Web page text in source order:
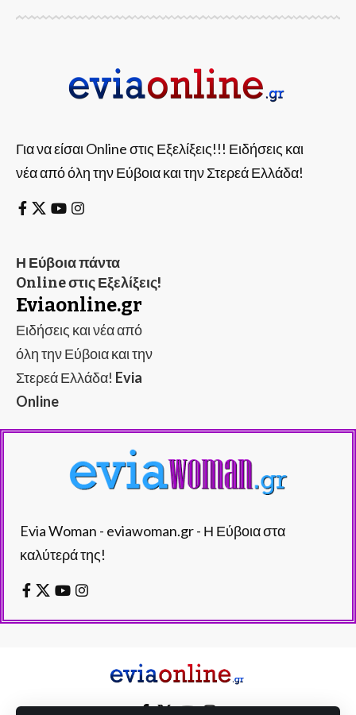
Για να είσαι Online στις Εξελίξεις!!! Ειδήσεις και
νέα από όλη την Εύβοια και την Στερεά Ελλάδα!
Η Εύβοια πάντα
Online στις Εξελίξεις!
Eviaonline.gr
Ειδήσεις και νέα από
όλη την Εύβοια και την
Στερεά Ελλάδα! Evia
Online
Evia Woman - eviawoman.gr - Η Εύβοια στα
καλύτερά της!